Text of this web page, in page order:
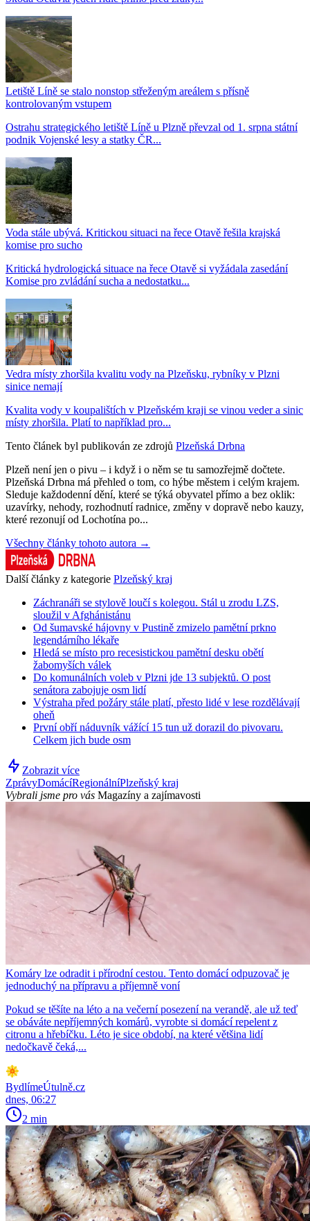
Letiště Líně se stalo nonstop střeženým areálem s přísně
kontrolovaným vstupem
Ostrahu strategického letiště Líně u Plzně převzal od 1. srpna státní
podnik Vojenské lesy a statky ČR...
Voda stále ubývá. Kritickou situaci na řece Otavě řešila krajská
komise pro sucho
Kritická hydrologická situace na řece Otavě si vyžádala zasedání
Komise pro zvládání sucha a nedostatku...
Vedra místy zhoršila kvalitu vody na Plzeňsku, rybníky v Plzni
sinice nemají
Kvalita vody v koupalištích v Plzeňském kraji se vinou veder a sinic
místy zhoršila. Platí to například pro...
Tento článek byl publikován ze zdrojů Plzeňská Drbna
Plzeň není jen o pivu – i když i o něm se tu samozřejmě dočtete.
Plzeňská Drbna má přehled o tom, co hýbe městem i celým krajem.
Sleduje každodenní dění, které se týká obyvatel přímo a bez oklik:
uzavírky, nehody, rozhodnutí radnice, změny v dopravě nebo kauzy,
které rezonují od Lochotína po...
Všechny články tohoto autora →
Další články z kategorie Plzeňský kraj
Záchranáři se stylově loučí s kolegou. Stál u zrodu LZS,
sloužil v Afghánistánu
Od šumavské hájovny v Pustině zmizelo pamětní prkno
legendárního lékaře
Hledá se místo pro recesistickou pamětní desku obětí
žabomyších válek
Do komunálních voleb v Plzni jde 13 subjektů. O post
senátora zabojuje osm lidí
Výstraha před požáry stále platí, přesto lidé v lese rozdělávají
oheň
První obří náduvník vážící 15 tun už dorazil do pivovaru.
Celkem jich bude osm
Zobrazit více
ZprávyDomácíRegionálníPlzeňský kraj
Vybrali jsme pro vás Magazíny a zajímavosti
Komáry lze odradit i přírodní cestou. Tento domácí odpuzovač je
jednoduchý na přípravu a příjemně voní
Pokud se těšíte na léto a na večerní posezení na verandě, ale už teď
se obáváte nepříjemných komárů, vyrobte si domácí repelent z
citronu a hřebíčku. Léto je sice období, na které většina lidí
nedočkavě čeká,...
BydlímeÚtulně.cz
dnes, 06:27
2 min